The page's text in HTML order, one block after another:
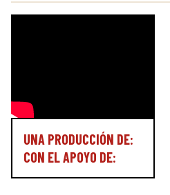
UNA PRODUCCIÓN DE:
CON EL APOYO DE: